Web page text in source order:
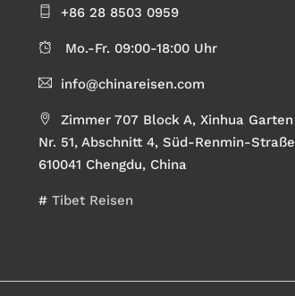
+86 28 8503 0959
Mo.-Fr. 09:00-18:00 Uhr
info@chinareisen.com
Zimmer 707 Block A, Xinhua Garten
Nr. 51, Abschnitt 4, Süd-Renmin-Straße
610041 Chengdu, China
# Tibet Reisen